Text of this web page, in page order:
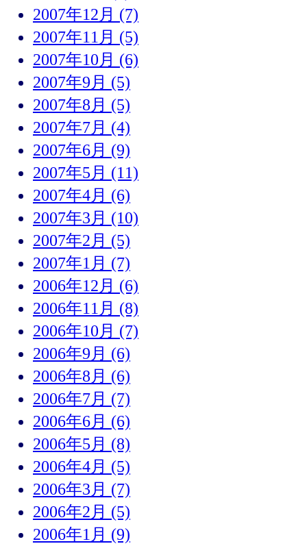
2007年12月 (7)
2007年11月 (5)
2007年10月 (6)
2007年9月 (5)
2007年8月 (5)
2007年7月 (4)
2007年6月 (9)
2007年5月 (11)
2007年4月 (6)
2007年3月 (10)
2007年2月 (5)
2007年1月 (7)
2006年12月 (6)
2006年11月 (8)
2006年10月 (7)
2006年9月 (6)
2006年8月 (6)
2006年7月 (7)
2006年6月 (6)
2006年5月 (8)
2006年4月 (5)
2006年3月 (7)
2006年2月 (5)
2006年1月 (9)